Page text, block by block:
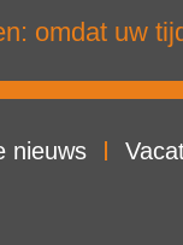
omdat uw
nieuws